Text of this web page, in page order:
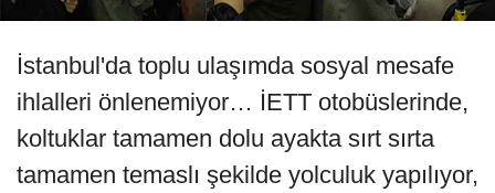
İstanbul'da toplu ulaşımda sosyal mesafe
ihlalleri önlenemiyor… İETT otobüslerinde,
koltuklar tamamen dolu ayakta sırt sırta
tamamen temaslı şekilde yolculuk yapılıyor,